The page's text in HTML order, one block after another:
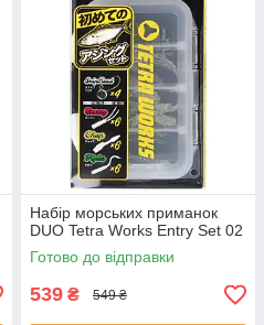
Набір морських приманок
DUO Tetra Works Entry Set 02
Готово до відправки
539 ₴ 549 ₴